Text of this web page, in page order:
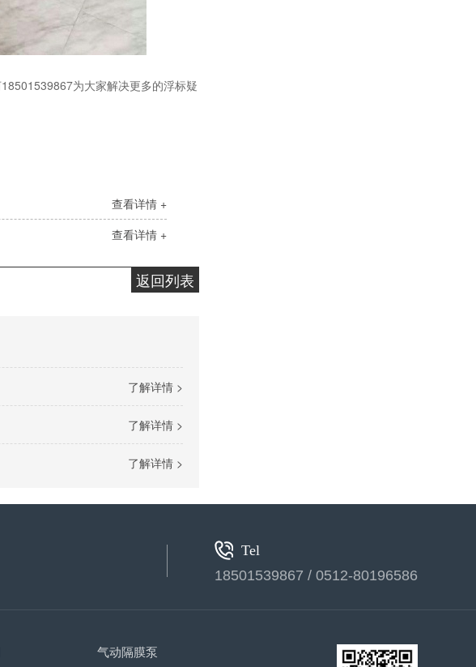
为大家解决更多的浮标疑
查看详情 +
查看详情 +
返回列表
了解详情 >
了解详情 >
了解详情 >
Tel
18501539867 / 0512-80196586
气动隔膜泵